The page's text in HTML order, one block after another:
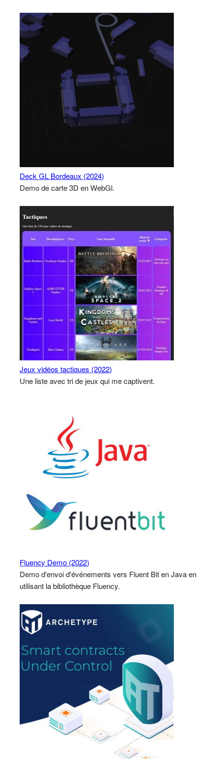
Deck GL Bordeaux (2024)
Demo de carte 3D en WebGl.
Jeux vidéos tactiques (2022)
Une liste avec tri de jeux qui me captivent.
Fluency Demo (2022)
Demo d'envoi d'événements vers Fluent Bit en Java en
utilisant la bibliothèque Fluency.